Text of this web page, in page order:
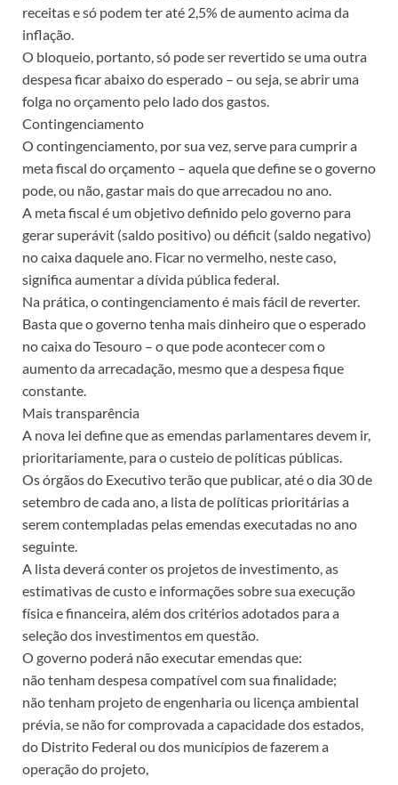
receitas e só podem ter até 2,5% de aumento acima da
inflação.
O bloqueio, portanto, só pode ser revertido se uma outra
despesa ficar abaixo do esperado – ou seja, se abrir uma
folga no orçamento pelo lado dos gastos.
Contingenciamento
O contingenciamento, por sua vez, serve para cumprir a
meta fiscal do orçamento – aquela que define se o governo
pode, ou não, gastar mais do que arrecadou no ano.
A meta fiscal é um objetivo definido pelo governo para
gerar superávit (saldo positivo) ou déficit (saldo negativo)
no caixa daquele ano. Ficar no vermelho, neste caso,
significa aumentar a dívida pública federal.
Na prática, o contingenciamento é mais fácil de reverter.
Basta que o governo tenha mais dinheiro que o esperado
no caixa do Tesouro – o que pode acontecer com o
aumento da arrecadação, mesmo que a despesa fique
constante.
Mais transparência
A nova lei define que as emendas parlamentares devem ir,
prioritariamente, para o custeio de políticas públicas.
Os órgãos do Executivo terão que publicar, até o dia 30 de
setembro de cada ano, a lista de políticas prioritárias a
serem contempladas pelas emendas executadas no ano
seguinte.
A lista deverá conter os projetos de investimento, as
estimativas de custo e informações sobre sua execução
física e financeira, além dos critérios adotados para a
seleção dos investimentos em questão.
O governo poderá não executar emendas que:
não tenham despesa compatível com sua finalidade;
não tenham projeto de engenharia ou licença ambiental
prévia, se não for comprovada a capacidade dos estados,
do Distrito Federal ou dos municípios de fazerem a
operação do projeto,